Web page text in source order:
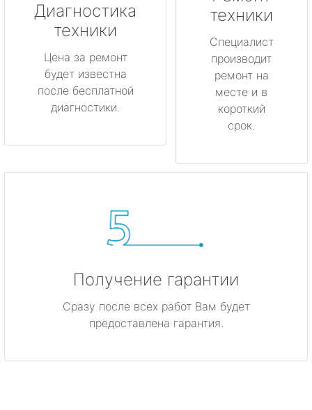
Диагностика
техники
Цена за ремонт
будет известна
после бесплатной
диагностики.
техники
Специалист
производит
ремонт на
месте и в
короткий
срок.
Получение гарантии
Сразу после всех работ Вам будет
предоставлена гарантия.